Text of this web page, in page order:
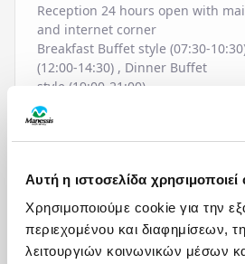
Αυτή η ιστοσελίδα
Χρησιμοποιούμε cookie για την
περιεχομένου και διαφημίσεων,
λειτουργιών κοινωνικών μέσων
Reception 24 hours open with
and internet corner
Breakfast Buffet style (07:30-
(12:00-14:30) , Dinner Buffet
style (19:00-21:00)
Poolbar open 10.00-23.00, free
Play ground
Arcade games
20.00
Fitness room open 08.00-20.00